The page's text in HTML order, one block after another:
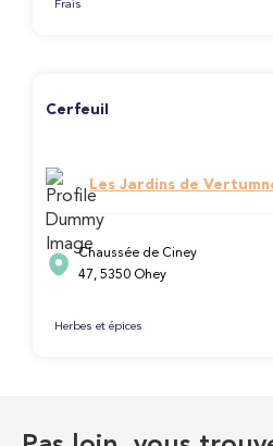
Frais
Cerfeuil
Les Jardins de
Chaussée de Ciney
47, 5350 Ohey
Herbes et épices